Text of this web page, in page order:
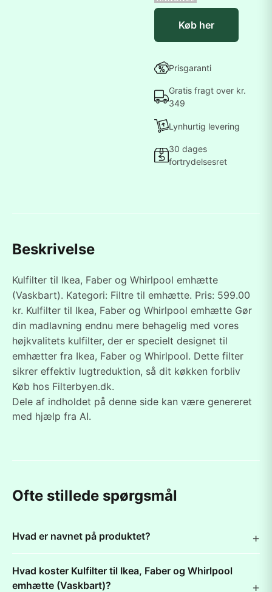
Køb her
Prisgaranti
Gratis fragt over kr.
349
Lynhurtig levering
30 dages
fortrydelsesret
Beskrivelse
Kulfilter til Ikea, Faber og Whirlpool emhætte
(Vaskbart). Kategori: Filtre til emhætte. Pris: 599.00
kr. Kulfilter til Ikea, Faber og Whirlpool emhætte Gør
din madlavning endnu mere behagelig med vores
højkvalitets kulfilter, der er specielt designet til
emhætter fra Ikea, Faber og Whirlpool. Dette filter
sikrer effektiv lugtreduktion, så dit køkken forbliv
Køb hos Filterbyen.dk.
Dele af indholdet på denne side kan være genereret
med hjælp fra AI.
Ofte stillede spørgsmål
Hvad er navnet på produktet?
Hvad koster Kulfilter til Ikea, Faber og Whirlpool
emhætte (Vaskbart)?